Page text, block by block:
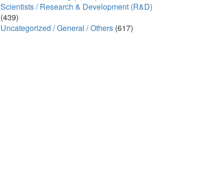
Scientists / Research & Development (R&D)
(439)
Uncategorized / General / Others (617)